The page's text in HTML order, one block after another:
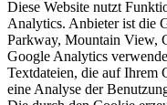
Diese Website nutzt
Analytics. Anbieter ist die
Parkway, Mountain View,
Google Analytics
Textdateien, die auf Ihrem
eine Analyse der